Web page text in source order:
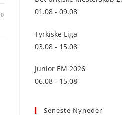
01.08 - 09.08
Tyrkiske Liga
03.08 - 15.08
Junior EM 2026
06.08 - 15.08
Seneste Nyheder